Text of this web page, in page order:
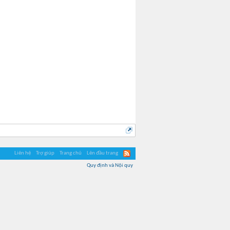
Liên hệ Trợ giúp Trang chủ Lên đầu trang
Quy định và Nội quy